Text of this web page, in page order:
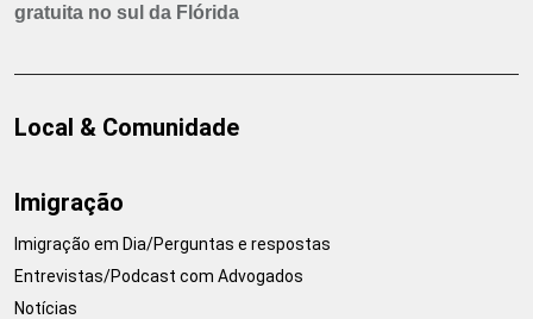
gratuita no sul da Flórida
Local & Comunidade
Imigração
Imigração em Dia/Perguntas e respostas
Entrevistas/Podcast com Advogados
Notícias